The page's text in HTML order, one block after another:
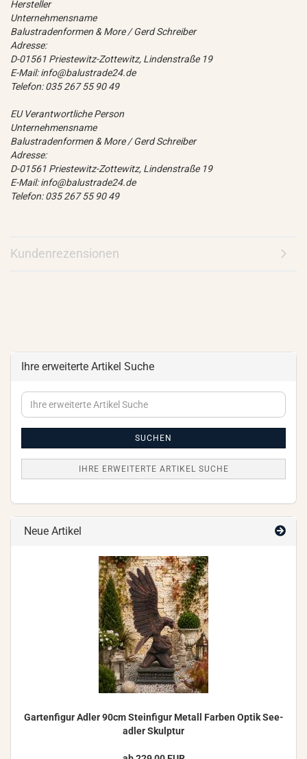
Hersteller
Unternehmensname
Balustradenformen & More / Gerd Schreiber
Adresse:
D-01561 Priestewitz-Zottewitz, Lindenstraße 19
E-Mail: info@balustrade24.de
Telefon: 035 267 55 90 49
EU Verantwortliche Person
Unternehmensname
Balustradenformen & More / Gerd Schreiber
Adresse:
D-01561 Priestewitz-Zottewitz, Lindenstraße 19
E-Mail: info@balustrade24.de
Telefon: 035 267 55 90 49
Kundenrezensionen
Ihre erweiterte Artikel Suche
Ihre
erweiterte
SUCHEN
IHRE ERWEITERTE ARTIKEL SUCHE
Neue Artikel
Gar­ten­fi­gur Adler 90cm Stein­fi­gur Me­tall Far­ben Optik See­
ad­ler Skulp­tur